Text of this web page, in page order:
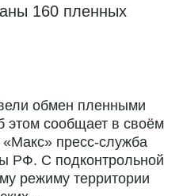
160 пленных
обмен пленными
сообщает в своём
пресс-служба
РФ. С подконтрольной
режиму территории